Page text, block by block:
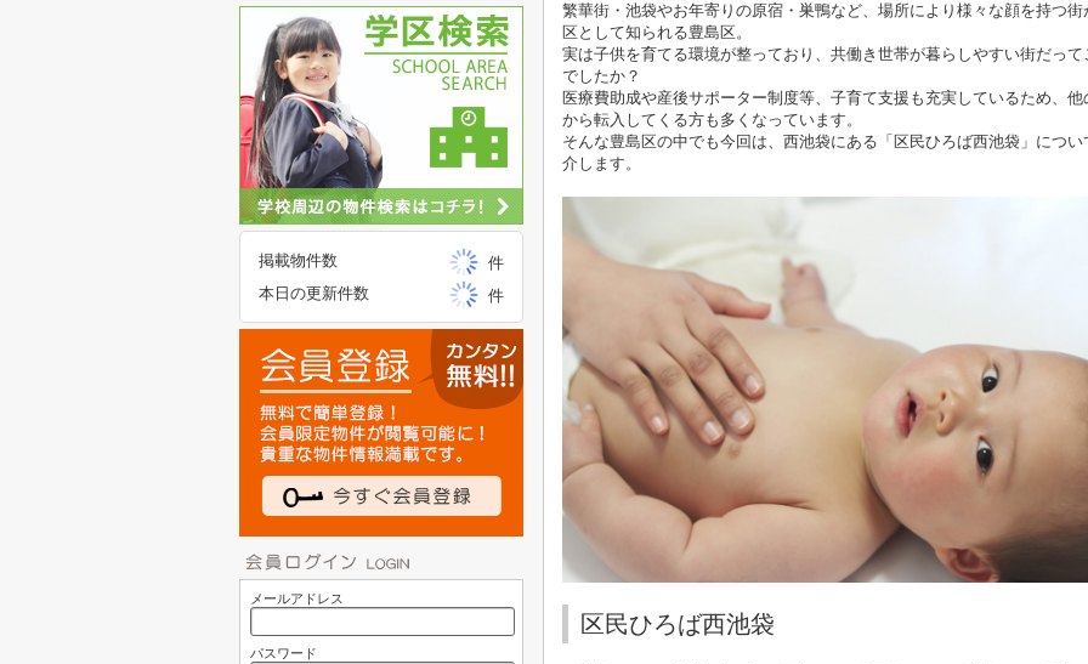
繁華街・池袋やお年寄りの原宿・巣鴨など、場所により様々な顔を持つ街
区として知られる豊島区。
実は子供を育てる環境が整っており、共働き世帯が暮らしやすい街だって
でしたか？
医療費助成や産後サポーター制度等、子育て支援も充実しているため、他
から転入してくる方も多くなっています。
そんな豊島区の中でも今回は、西池袋にある「区民ひろば西池袋」につい
介します。
区民ひろば西池袋
掲載物件数
件
本日の更新件数
件
メールアドレス
パスワード